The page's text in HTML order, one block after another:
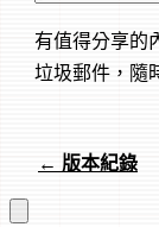
有值得分享的
垃圾郵件，隨
← 版本紀錄